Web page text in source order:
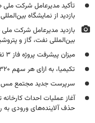
تأکید مدیرعامل شرکت
بازدید از نمایشگاه
بازدید مدیرعامل شرکت
بین‌المللی نفت، گاز و
میزان پیشرفت پروژه فاز ۳ تغلیظ سونگون مورد بررسی قرار گرفت
تکیمیا، به ازای هر سهم ۳۲۰ ریال سود تقسیم کرد
سرپرست جدید مجتمع
آغاز عملیات احداث
حذف آلاینده‌های ورودی به